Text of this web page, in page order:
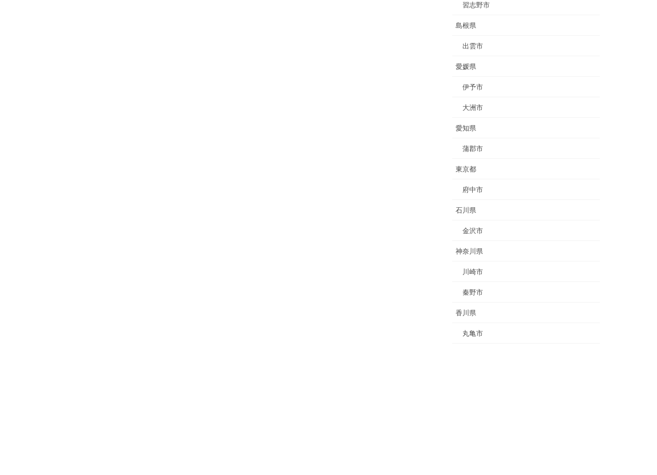
習志野市
島根県
出雲市
愛媛県
伊予市
大洲市
愛知県
蒲郡市
東京都
府中市
石川県
金沢市
神奈川県
川崎市
秦野市
香川県
丸亀市